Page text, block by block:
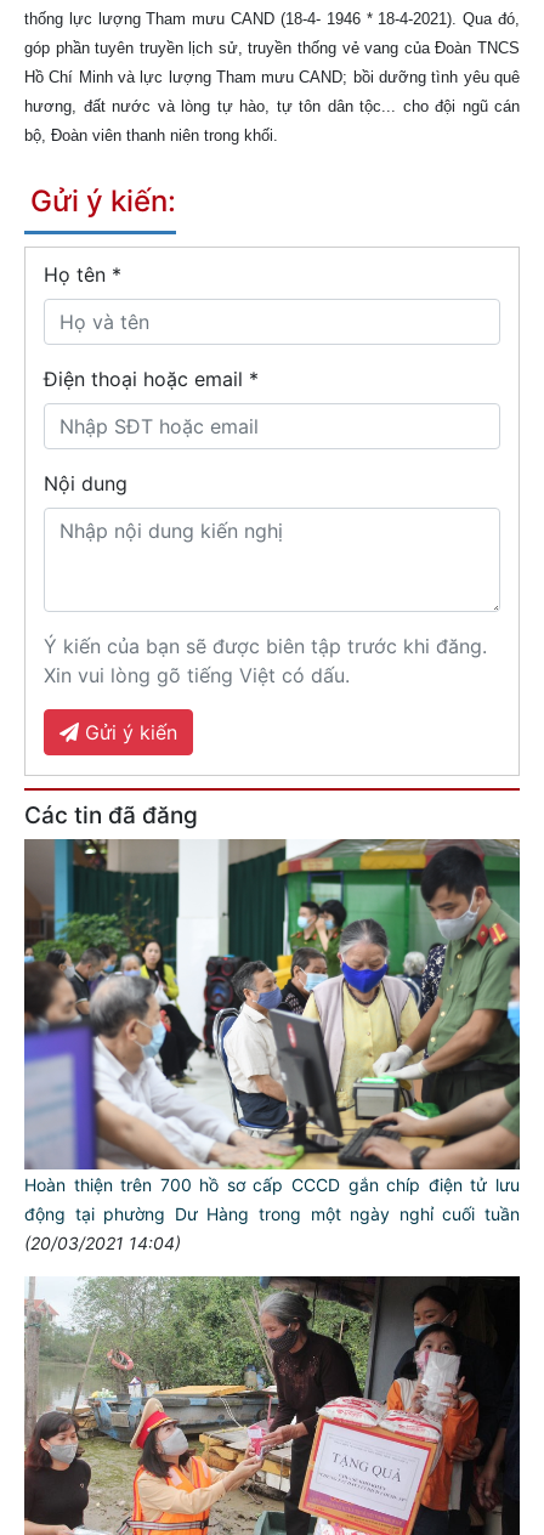
thống lực lượng Tham mưu CAND (18-4- 1946 * 18-4-2021). Qua đó,
góp phần tuyên truyền lịch sử, truyền thống vẻ vang của Đoàn TNCS
Hồ Chí Minh và lực lượng Tham mưu CAND; bồi dưỡng tình yêu quê
hương, đất nước và lòng tự hào, tự tôn dân tộc... cho đội ngũ cán
bộ, Đoàn viên thanh niên trong khối.
Gửi ý kiến:
Họ tên *
Điện thoại hoặc email *
Nội dung
Ý kiến của bạn sẽ được biên tập trước khi đăng.
Xin vui lòng gõ tiếng Việt có dấu.
Gửi ý kiến
Các tin đã đăng
Hoàn thiện trên 700 hồ sơ cấp CCCD gắn chíp điện tử lưu
động tại phường Dư Hàng trong một ngày nghỉ cuối tuần
(20/03/2021 14:04)